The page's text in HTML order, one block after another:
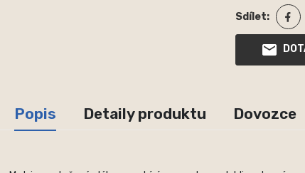
Sdílet:
Popis Detaily produktu Dovozce